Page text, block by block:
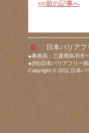
<<前の記事へ
日本バリア
●事務局：三重県鳥羽市
●(特)日本バリアフリー
Copyright © 2011 日本バ